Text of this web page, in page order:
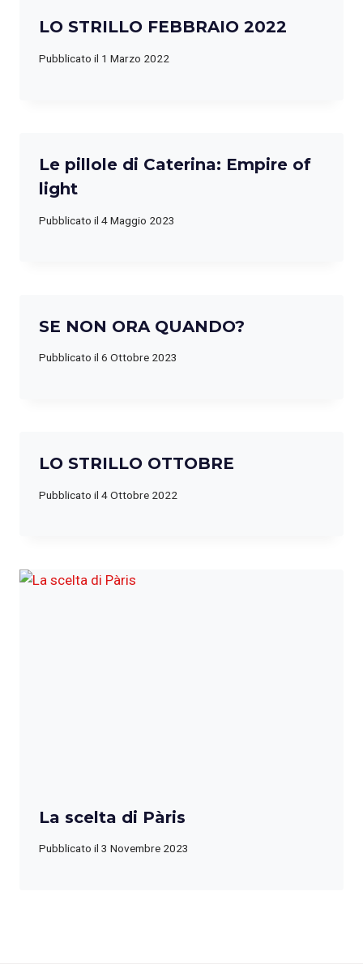
LO STRILLO FEBBRAIO 2022
Pubblicato il 1 Marzo 2022
Le pillole di Caterina: Empire of
light
Pubblicato il 4 Maggio 2023
SE NON ORA QUANDO?
Pubblicato il 6 Ottobre 2023
LO STRILLO OTTOBRE
Pubblicato il 4 Ottobre 2022
La scelta di Pàris
Pubblicato il 3 Novembre 2023